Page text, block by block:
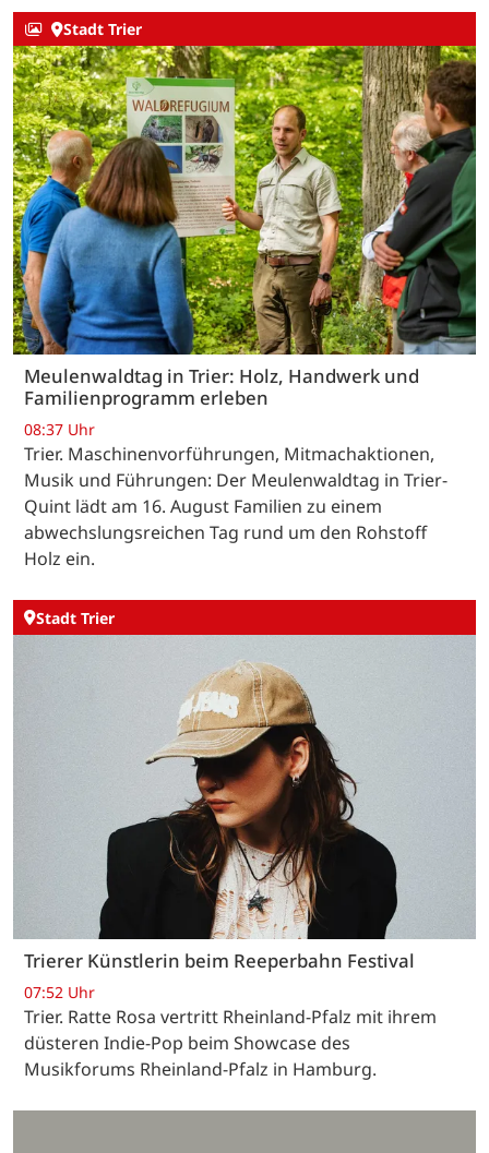
Stadt Trier
Meulenwaldtag in Trier: Holz, Handwerk und
Familienprogramm erleben
08:37 Uhr
Trier. Maschinenvorführungen, Mitmachaktionen,
Musik und Führungen: Der Meulenwaldtag in Trier-
Quint lädt am 16. August Familien zu einem
abwechslungsreichen Tag rund um den Rohstoff
Holz ein.
Stadt Trier
Trierer Künstlerin beim Reeperbahn Festival
07:52 Uhr
Trier. Ratte Rosa vertritt Rheinland-Pfalz mit ihrem
düsteren Indie-Pop beim Showcase des
Musikforums Rheinland-Pfalz in Hamburg.